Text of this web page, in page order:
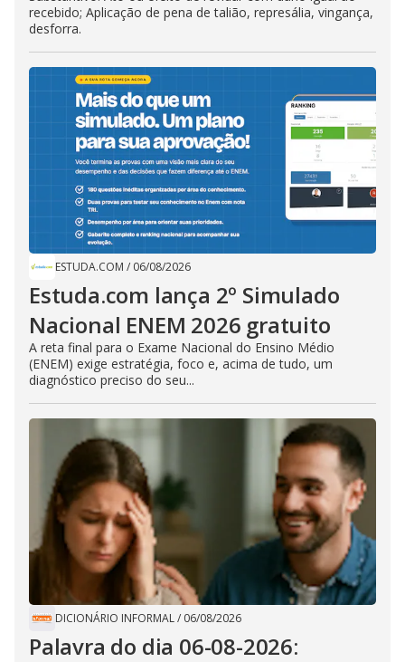
recebido; Aplicação de pena de talião, represália, vingança,
desforra.
ESTUDA.COM / 06/08/2026
Estuda.com lança 2º Simulado
Nacional ENEM 2026 gratuito
A reta final para o Exame Nacional do Ensino Médio
(ENEM) exige estratégia, foco e, acima de tudo, um
diagnóstico preciso do seu...
DICIONÁRIO INFORMAL/ 06/08/2026
Palavra do dia 06-08-2026: